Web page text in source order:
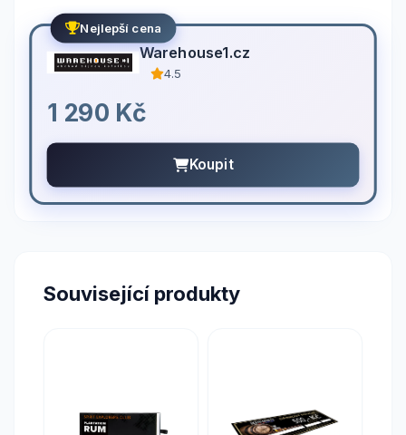
Nejlepší cena
Warehouse1.cz
4.5
1 290 Kč
Koupit
Související produkty